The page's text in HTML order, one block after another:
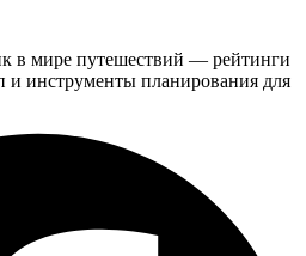
в мире путешествий — рейтинги
и инструменты планирования для